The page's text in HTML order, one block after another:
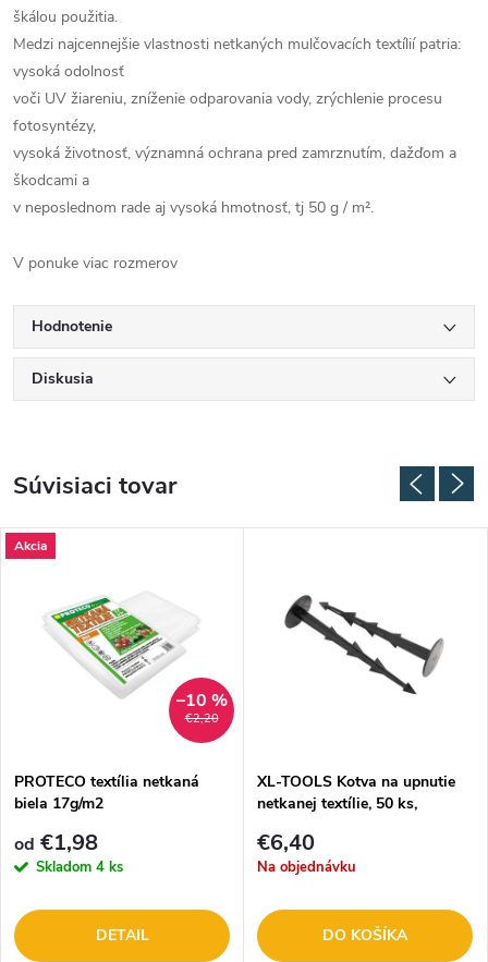
škálou použitia.
Medzi najcennejšie vlastnosti netkaných mulčovacích textílií patria:
vysoká odolnosť
voči UV žiareniu, zníženie odparovania vody, zrýchlenie procesu
fotosyntézy,
vysoká životnosť, významná ochrana pred zamrznutím, dažďom a
škodcami a
v neposlednom rade aj vysoká hmotnosť, tj 50 g / m².
V ponuke viac rozmerov
Hodnotenie
Diskusia
Súvisiaci tovar
Akcia
€2,20
–10 %
PROTECO textília netkaná
biela 17g/m2
od €1,98
Skladom 4 ks
DETAIL
XL-TOOLS Kotva na upnutie
netkanej textílie, 50 ks,
€6,40
Na objednávku
DO KOŠÍKA